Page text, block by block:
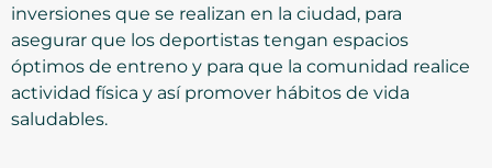
inversiones que se realizan en la ciudad, para
asegurar que los deportistas tengan espacios
óptimos de entreno y para que la comunidad realice
actividad física y así promover hábitos de vida
saludables.